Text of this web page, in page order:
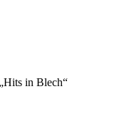
in Blech“